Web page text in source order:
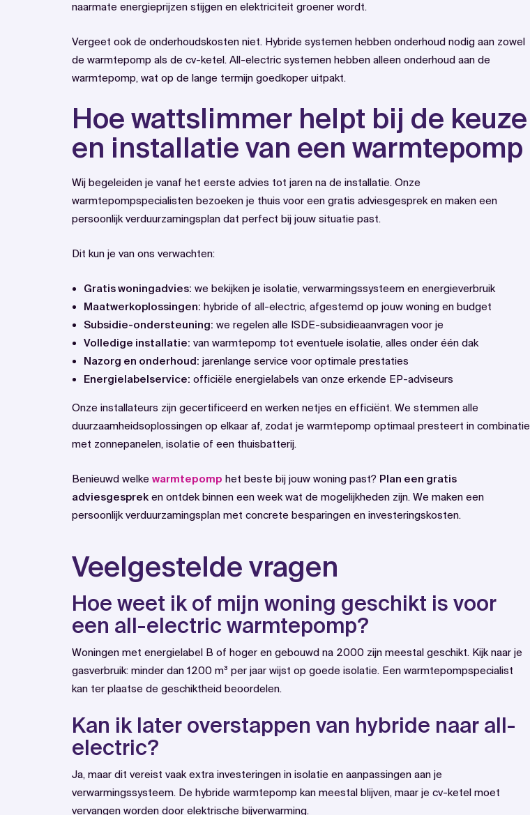
naarmate energieprijzen stijgen en elektriciteit groener wordt.
Vergeet ook de onderhoudskosten niet. Hybride systemen hebben onderhoud nodig aan zowel
de warmtepomp als de cv-ketel. All-electric systemen hebben alleen onderhoud aan de
warmtepomp, wat op de lange termijn goedkoper uitpakt.
Hoe wattslimmer helpt bij de keuze
en installatie van een warmtepomp
Wij begeleiden je vanaf het eerste advies tot jaren na de installatie. Onze
warmtepompspecialisten bezoeken je thuis voor een gratis adviesgesprek en maken een
persoonlijk verduurzamingsplan dat perfect bij jouw situatie past.
Dit kun je van ons verwachten:
Gratis woningadvies: we bekijken je isolatie, verwarmingssysteem en energieverbruik
Maatwerkoplossingen: hybride of all-electric, afgestemd op jouw woning en budget
Subsidie-ondersteuning: we regelen alle ISDE-subsidieaanvragen voor je
Volledige installatie: van warmtepomp tot eventuele isolatie, alles onder één dak
Nazorg en onderhoud: jarenlange service voor optimale prestaties
Energielabelservice: officiële energielabels van onze erkende EP-adviseurs
Onze installateurs zijn gecertificeerd en werken netjes en efficiënt. We stemmen alle
duurzaamheidsoplossingen op elkaar af, zodat je warmtepomp optimaal presteert in combinatie
met zonnepanelen, isolatie of een thuisbatterij.
Benieuwd welke warmtepomp het beste bij jouw woning past? Plan een gratis
adviesgesprek en ontdek binnen een week wat de mogelijkheden zijn. We maken een
persoonlijk verduurzamingsplan met concrete besparingen en investeringskosten.
Veelgestelde vragen
Hoe weet ik of mijn woning geschikt is voor
een all-electric warmtepomp?
Woningen met energielabel B of hoger en gebouwd na 2000 zijn meestal geschikt. Kijk naar je
gasverbruik: minder dan 1200 m³ per jaar wijst op goede isolatie. Een warmtepompspecialist
kan ter plaatse de geschiktheid beoordelen.
Kan ik later overstappen van hybride naar all-
electric?
Ja, maar dit vereist vaak extra investeringen in isolatie en aanpassingen aan je
verwarmingssysteem. De hybride warmtepomp kan meestal blijven, maar je cv-ketel moet
vervangen worden door elektrische bijverwarming.